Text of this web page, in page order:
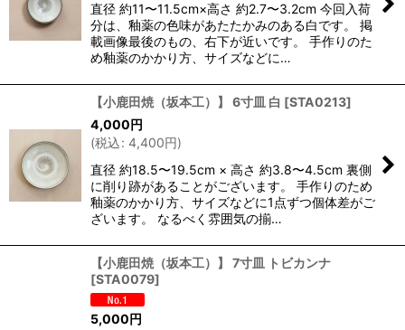
直径 約11〜11.5cm×高さ 約2.7〜3.2cm 今回入荷
分は、釉薬の色味があたたかみのある白です。 掲
載画像最後のもの、右下が近いです。 手作りのた
め釉薬のかかり方、サイズなどに…
【小鹿田焼（坂本工）】 6寸皿 白 [STA0213]
4,000円
(税込: 4,400円)
直径 約18.5〜19.5cm × 高さ 約3.8〜4.5cm 裏側
に削り跡があることがございます。 手作りのため
釉薬のかかり方、サイズなどに1点ずつ個体差がご
ざいます。 なるべく雰囲気の揃…
【小鹿田焼（坂本工）】 7寸皿 トビカンナ
[STA0079]
5,000円